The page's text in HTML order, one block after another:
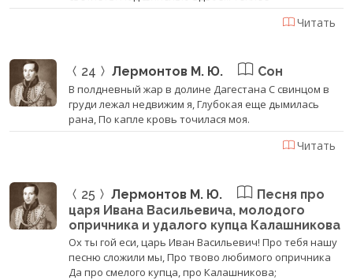
Читать
24 Лермонтов М. Ю. Сон
В полдневный жар в долине Дагестана С свинцом в
груди лежал недвижим я, Глубокая еще дымилась
рана, По капле кровь точилася моя.
Читать
25 Лермонтов М. Ю.
Песня про
царя Ивана Васильевича, молодого
опричника и удалого купца Калашникова
Ох ты гой еси, царь Иван Васильевич! Про тебя нашу
песню сложили мы, Про твово любимого опричника
Да про смелого купца, про Калашникова;